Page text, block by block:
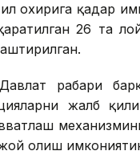
охирига қадар
26 та
раҳбари
жалб
олиш